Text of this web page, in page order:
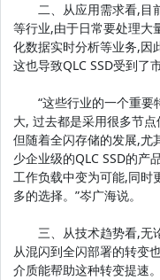
二、从应用需求看,目
等行业,由于日常要处理大
化数据实时分析等业务,因
这也导致QLC SSD受到了
“这些行业的一个重要
大, 过去都是采用很多节
但随着全闪存储的发展,尤
少企业级的QLC SSD的产
工作负载中变为可能,同时
多的选择。”岑广海说。
三、从技术趋势看,无
从混闪到全闪部署的转变
介质能帮助这种转变提速。